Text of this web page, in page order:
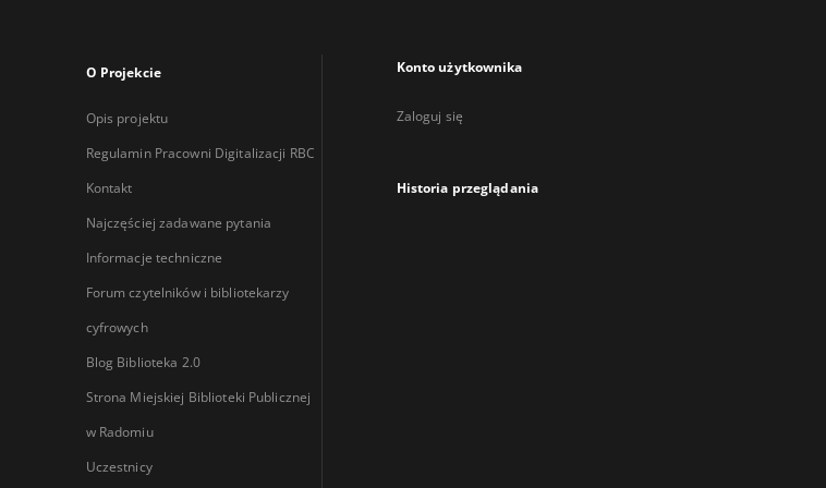
O Projekcie
Opis projektu
Regulamin Pracowni Digitalizacji RBC
Kontakt
Najczęściej zadawane pytania
Informacje techniczne
Forum czytelników i bibliotekarzy
cyfrowych
Blog Biblioteka 2.0
Strona Miejskiej Biblioteki Publicznej
w Radomiu
Uczestnicy
Konto użytkownika
Zaloguj się
Historia przeglądania